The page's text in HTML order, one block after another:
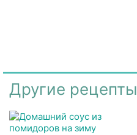
Другие рецепты